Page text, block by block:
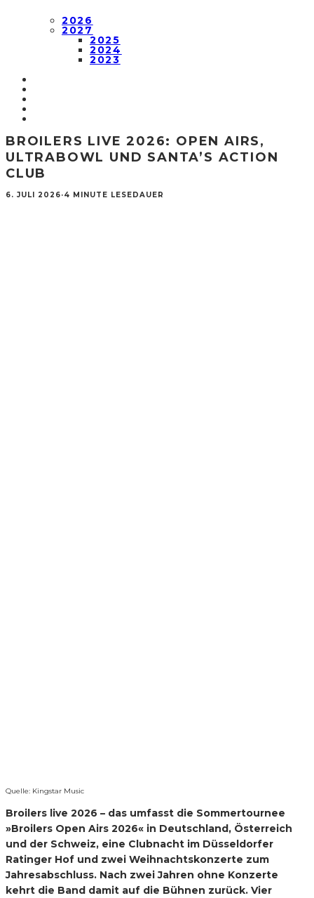
2026
2027
2025
2024
2023
BROILERS LIVE 2026: OPEN AIRS,
ULTRABOWL UND SANTA’S ACTION
CLUB
6. JULI 2026·4 MINUTE LESEDAUER
Quelle: Kingstar Music
Broilers live 2026 – das umfasst die Sommertournee
»Broilers Open Airs 2026« in Deutschland, Österreich
und der Schweiz, eine Clubnacht im Düsseldorfer
Ratinger Hof und zwei Weihnachtskonzerte zum
Jahresabschluss. Nach zwei Jahren ohne Konzerte
kehrt die Band damit auf die Bühnen zurück. Vier